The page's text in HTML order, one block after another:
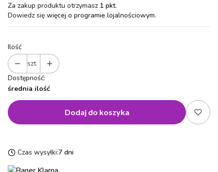
Za zakup produktu otrzymasz 1 pkt.
Dowiedz się więcej o programie lojalnościowym.
Ilość
szt.
Dostępność:
średnia ilość
Dodaj do koszyka
Czas wysyłki:7 dni